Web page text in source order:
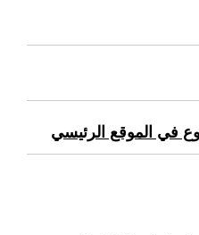
في الموقع الرئيسي